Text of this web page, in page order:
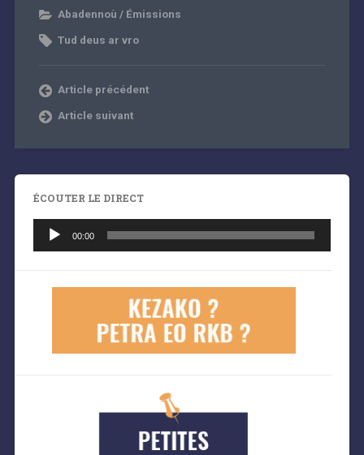
Abadennoù / Émissions
Tud deus ar vro
Article précédent
Article suivant
ÉCOUTER LE DIRECT
audio
00:00